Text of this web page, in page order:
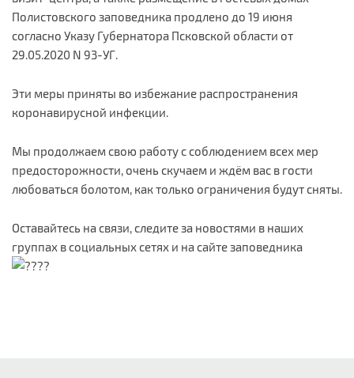
Полистовского заповедника продлено до 19 июня
согласно Указу Губернатора Псковской области от
29.05.2020 N 93-УГ.
Эти меры приняты во избежание распространения
коронавирусной инфекции.
Мы продолжаем свою работу с соблюдением всех мер
предосторожности, очень скучаем и ждём вас в гости
любоваться болотом, как только ограничения будут сняты.
Оставайтесь на связи, следите за новостями в наших
группах в социальных сетях и на сайте заповедника